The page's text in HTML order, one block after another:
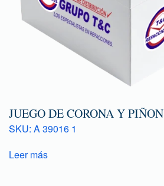
JUEGO DE CORONA Y PIÑON
SKU: A 39016 1
Leer más